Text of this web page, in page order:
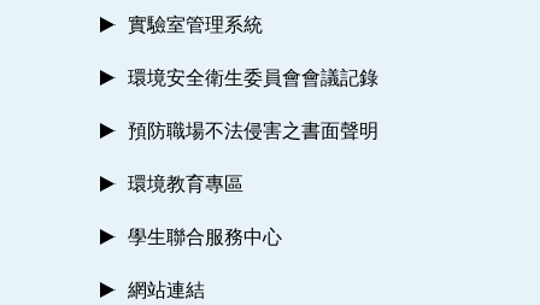
實驗室管理系統
環境安全衛生委員會會議記錄
預防職場不法侵害之書面聲明
環境教育專區
學生聯合服務中心
網站連結